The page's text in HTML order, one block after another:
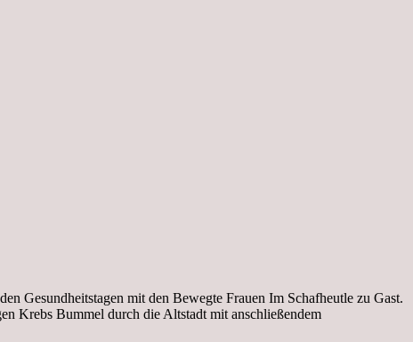
Gesundheitstagen mit den Bewegte Frauen Im Schafheutle zu Gast.
Krebs Bummel durch die Altstadt mit anschließendem